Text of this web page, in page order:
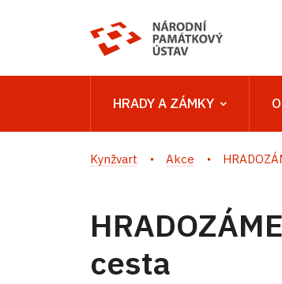
HRADY A ZÁMKY
Kynžvart Akce
cesta